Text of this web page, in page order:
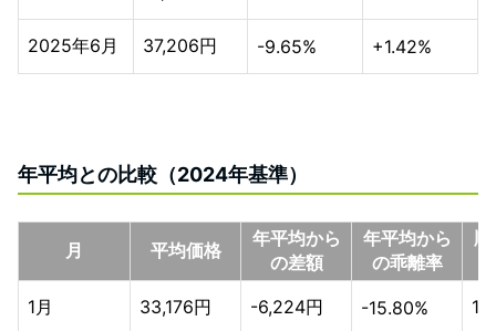
2025年6月 37,206円 -9.65% +1.42%
年平均との比較（2024年基準）
月 平均価格
年平均から
の差額
年平均から
の乖離率
1月 33,176円 -6,224円 -15.80% 1位